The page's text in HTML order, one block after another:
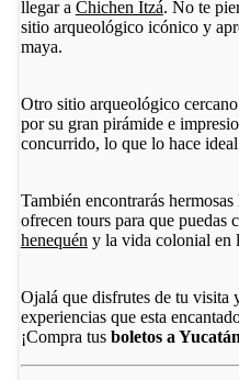
llegar a Chichen Itzá. No te
sitio arqueológico icónico y
maya.
Otro sitio arqueológico cercano
por su gran pirámide e
concurrido, lo que lo hace
También encontrarás
ofrecen tours para que puedas
henequén y la vida colonial en
Ojalá que disfrutes de tu visita
experiencias que esta
¡Compra tus boletos a Yucatán